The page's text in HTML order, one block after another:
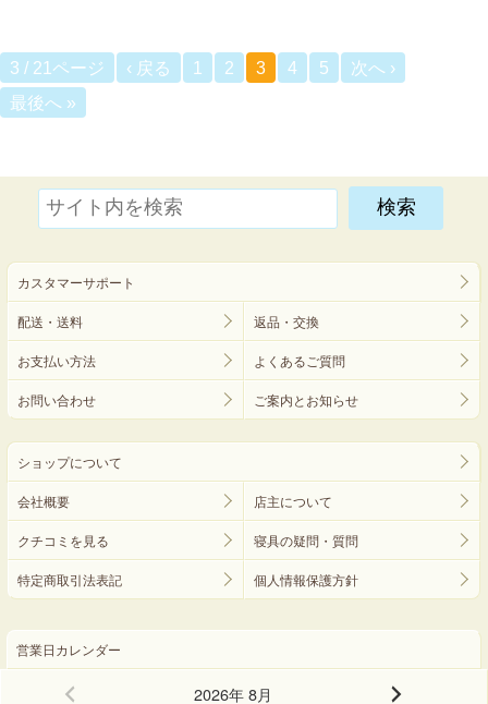
3 / 21ページ ‹ 戻る 1 2 3 4 5
次へ ›
最後へ »
カスタマーサポート
配送・送料 返品・交換
お支払い方法 よくあるご質問
お問い合わせ ご案内とお知らせ
ショップについて
会社概要 店主について
クチコミを見る 寝具の疑問・質問
特定商取引法表記 個人情報保護方針
営業日カレンダー
2026年 8月